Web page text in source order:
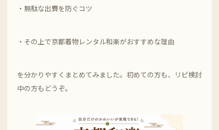
・無駄な出費を防ぐコツ
・その上で京都着物レンタル和楽がおすすめな理由
を分かりやすくまとめてみました。初めての方も、リピ検討
中の方もどうぞ。